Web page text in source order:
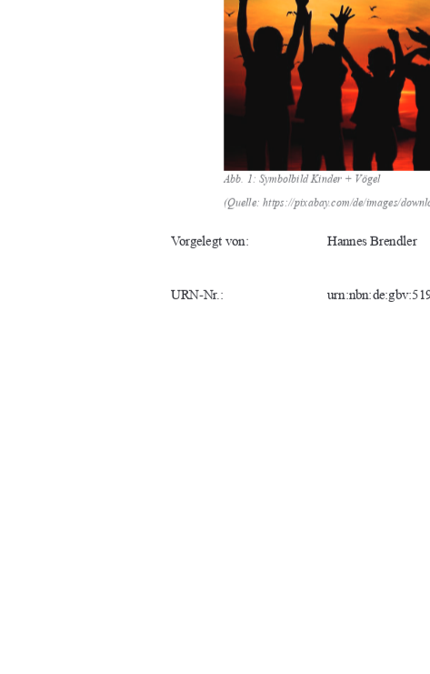
Vorgelegt von: Hannes Brendler
URN-Nr.:
Abb. 1: Symbolbild Kinder + Vögel
(Quelle: https://pixabay.com/de/images/